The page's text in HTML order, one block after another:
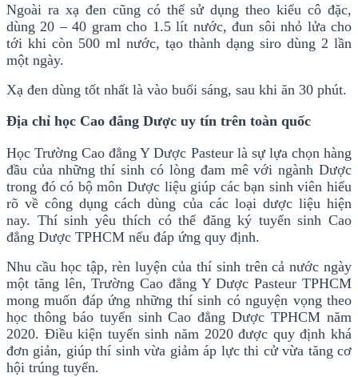
Ngoài ra xạ đen cũng có thể sử dụng theo kiểu cô đặc,
dùng 20 – 40 gram cho 1.5 lít nước, đun sôi nhỏ lửa cho
tới khi còn 500 ml nước, tạo thành dạng siro dùng 2 lần
một ngày.
Xạ đen dùng tốt nhất là vào buổi sáng, sau khi ăn 30 phút.
Địa chỉ học Cao đẳng Dược uy tín trên toàn quốc
Học Trường Cao đẳng Y Dược Pasteur là sự lựa chọn hàng
đầu của những thí sinh có lòng đam mê với ngành Dược
trong đó có bộ môn Dược liệu giúp các bạn sinh viên hiểu
rõ về công dụng cách dùng của các loại dược liệu hiện
nay. Thí sinh yêu thích có thể đăng ký tuyển sinh Cao
đẳng Dược TPHCM nếu đáp ứng quy định.
Nhu cầu học tập, rèn luyện của thí sinh trên cả nước ngày
một tăng lên, Trường Cao đẳng Y Dược Pasteur TPHCM
mong muốn đáp ứng những thí sinh có nguyện vọng theo
học thông báo tuyển sinh Cao đẳng Dược TPHCM năm
2020. Điều kiện tuyển sinh năm 2020 được quy định khá
đơn giản, giúp thí sinh vừa giảm áp lực thi cử vừa tăng cơ
hội trúng tuyển.